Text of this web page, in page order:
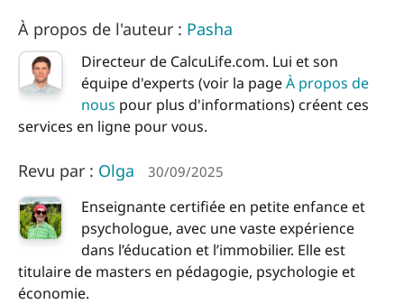
À propos de l'auteur : Pasha
Directeur de CalcuLife.com. Lui et son
équipe d'experts (voir la pageÀ propos de
nous pour plus d'informations) créent ces
services en ligne pour vous.
Revu par : Olga 30/09/2025
Enseignante certifiée en petite enfance et
psychologue, avec une vaste expérience
dans l’éducation et l’immobilier. Elle est
titulaire de masters en pédagogie, psychologie et
économie.